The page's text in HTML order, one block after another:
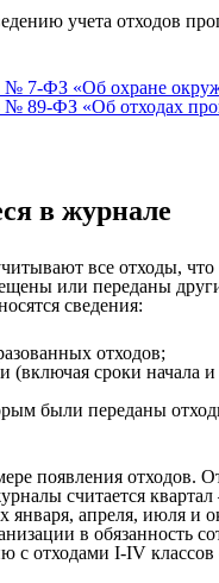
учета отходов
№ 7-ФЗ «Об охране
89-ФЗ «Об отходах
в журнале
все отходы,
или переданы
сведения:
отходов;
(включая сроки начала
были переданы
появления отходов.
считается
января, апреля, июля и
в обязанность
с отходами I-IV